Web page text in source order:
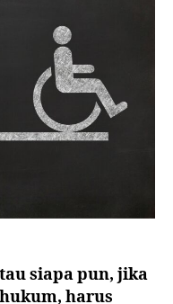
siapa pun, jika
harus